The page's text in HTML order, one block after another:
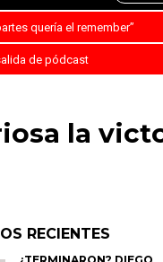
quería el remember”
de pódcast
la
RECIENTES